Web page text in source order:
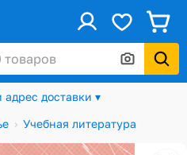
адрес доставки ▾
Учебная литература